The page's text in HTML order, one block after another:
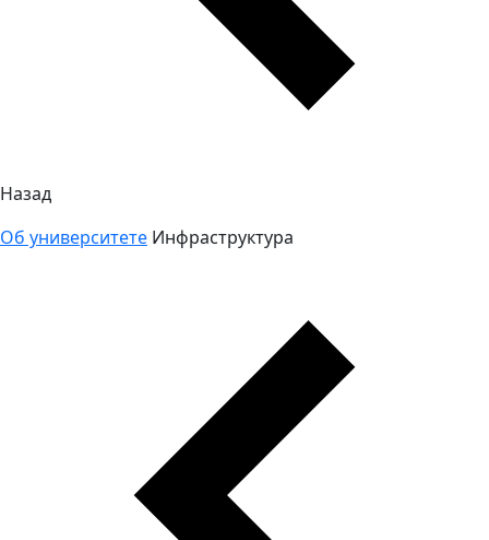
Назад
Об университете Инфраструктура